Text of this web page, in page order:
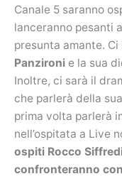
Canale 5 saranno
lanceranno pesanti
presunta amante.
Panzironi e la sua
Inoltre, ci sarà il
che parlerà della
prima volta parlerà
nell’ospitata a Live
ospiti Rocco
confronteranno